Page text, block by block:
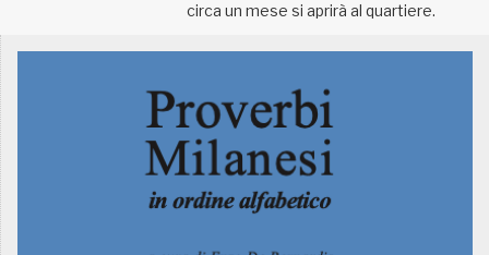
Imbonati, 89 20159 Milano (Italia)circa un mese si aprirà al quartiere.